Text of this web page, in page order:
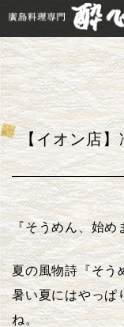
【イオン店
『そうめん、始め
夏の風物詩『そう
暑い夏にはやっぱ
ね。